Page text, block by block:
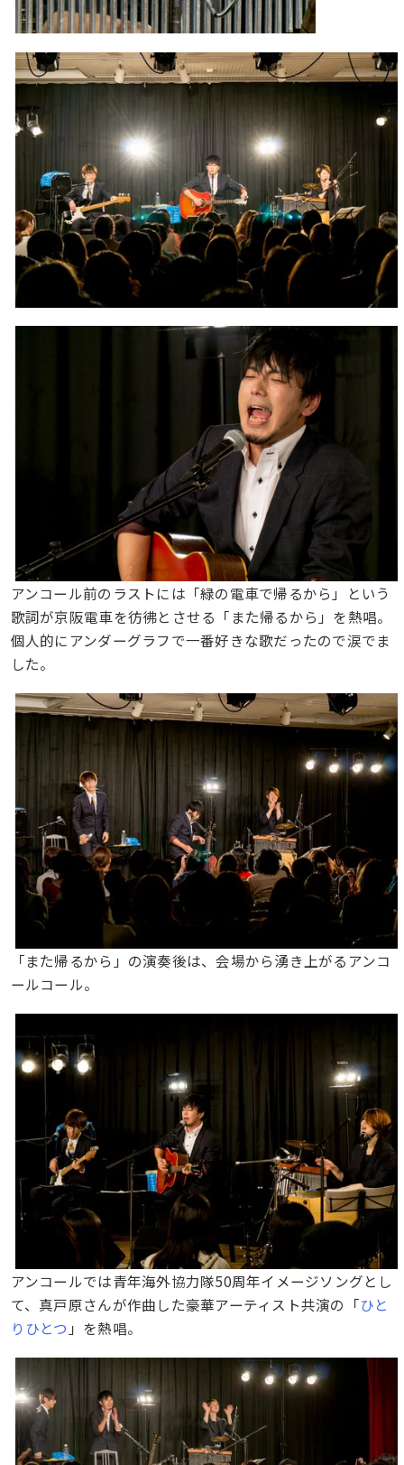
アンコール前のラストには「緑の電車で帰るから」という
歌詞が京阪電車を彷彿とさせる「また帰るから」を熱唱。
個人的にアンダーグラフで一番好きな歌だったので涙でま
した。
「また帰るから」の演奏後は、会場から湧き上がるアンコ
ールコール。
アンコールでは青年海外協力隊50周年イメージソングとし
て、真戸原さんが作曲した豪華アーティスト共演の「ひと
りひとつ 」を熱唱。